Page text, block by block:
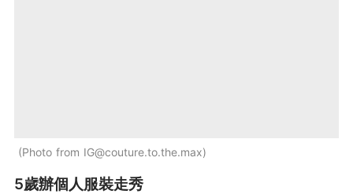
Photo from IG@couture.to.the.max
5歲辦個人服裝走秀